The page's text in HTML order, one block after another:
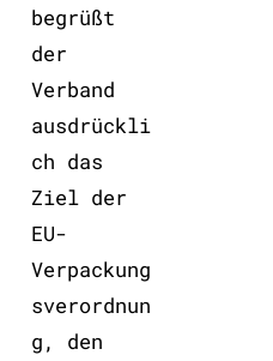
begrüßt
der
Verband
ausdrückli
ch das
Ziel der
EU-
Verpackung
sverordnun
g, den